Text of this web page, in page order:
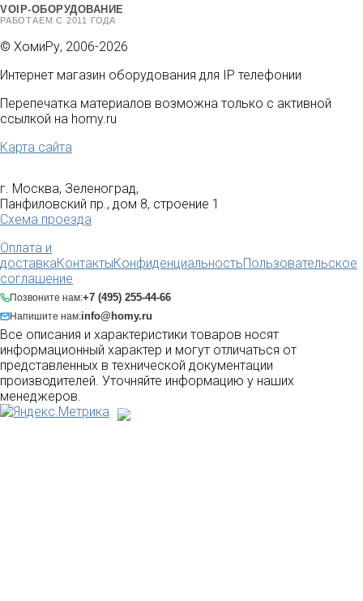
VOIP-ОБОРУДОВАНИЕ
РАБОТАЕМ С 2011 ГОДА
© ХомиРу, 2006-2026
Интернет магазин оборудования для IP телефонии
Перепечатка материалов возможна только с активной
ссылкой на homy.ru
Карта сайта
г. Москва, Зеленоград,
Панфиловский пр., дом 8, строение 1
Схема проезда
Оплата и
доставкаКонтактыКонфиденциальностьПользовательское
соглашение
Позвоните нам:+7 (495) 255-44-66
Напишите нам:info@homy.ru
Все описания и характеристики товаров носят
информационный характер и могут отличаться от
представленных в технической документации
производителей. Уточняйте информацию у наших
менеджеров.
Разработка